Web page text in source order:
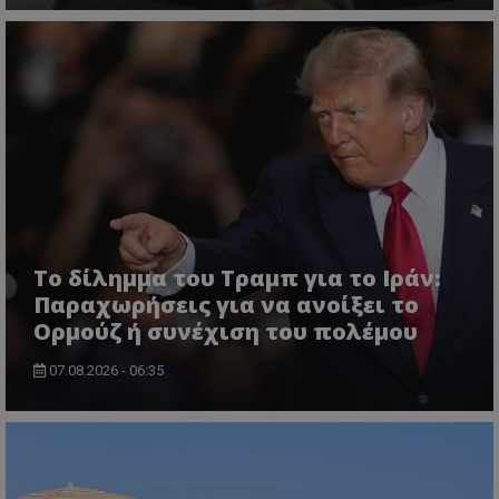
Το δίλημμα του Τραμπ για το Ιράν:
Παραχωρήσεις για να ανοίξει το
Ορμούζ ή συνέχιση του πολέμου
07.08.2026 - 06:35
Microsoft Corporation